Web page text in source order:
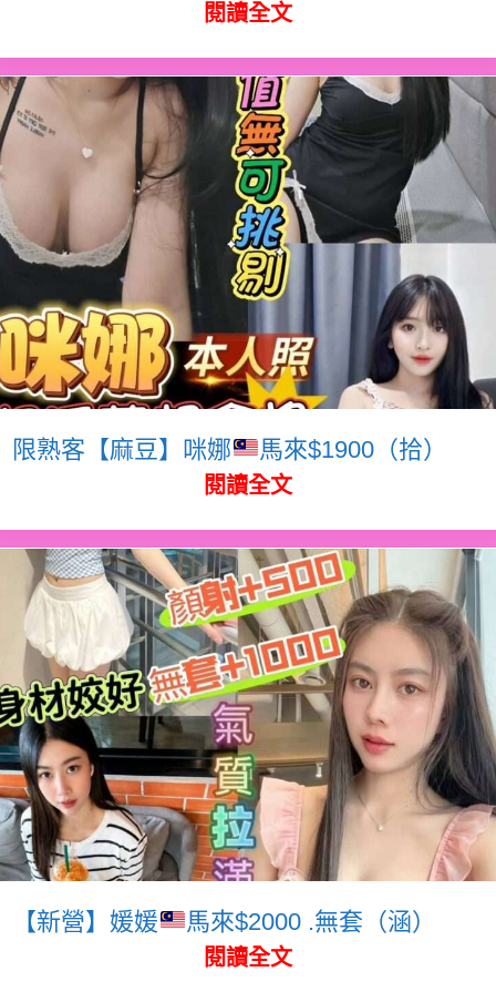
閱讀全文
限熟客【麻豆】咪娜 馬來$1900（拾）
閱讀全文
【新營】媛媛 馬來$2000 .無套（涵）
閱讀全文